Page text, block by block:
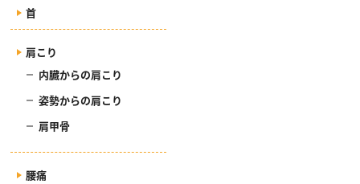
首
肩こり
内臓からの肩こり
姿勢からの肩こり
肩甲骨
腰痛